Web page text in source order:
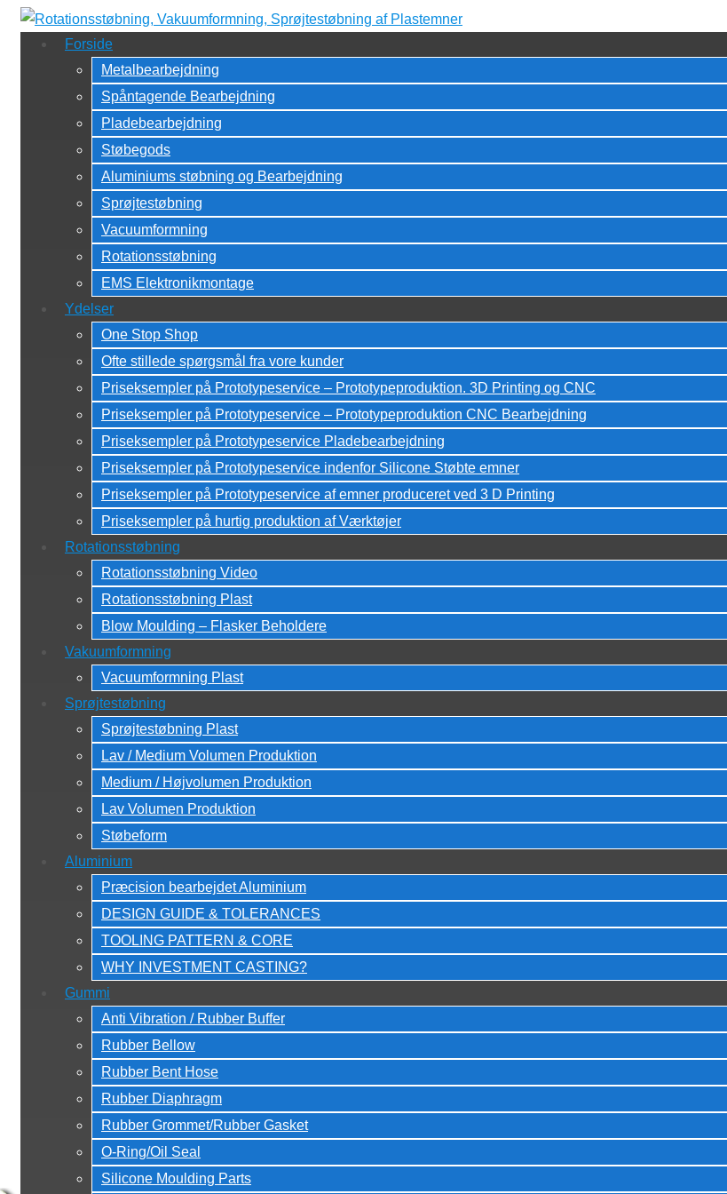
↓
Hop
hovedindhold
Forside
Metalbearbejdning
Spåntagende Bearbejdning
Pladebearbejdning
Støbegods
Aluminiums støbning og Bearbejdning
Sprøjtestøbning
Vacuumformning
Rotationsstøbning
EMS Elektronikmontage
Ydelser
One Stop Shop
Ofte stillede spørgsmål fra vore kunder
Priseksempler på Prototypeservice – Prototypeproduktion. 3D Printing og CNC
Priseksempler på Prototypeservice – Prototypeproduktion CNC Bearbejdning
Priseksempler på Prototypeservice Pladebearbejdning
Priseksempler på Prototypeservice indenfor Silicone Støbte emner
Priseksempler på Prototypeservice af emner produceret ved 3 D Printing
Priseksempler på hurtig produktion af Værktøjer
Rotationsstøbning
Rotationsstøbning Video
Rotationsstøbning Plast
Blow Moulding – Flasker Beholdere
Vakuumformning
Vacuumformning Plast
Sprøjtestøbning
Sprøjtestøbning Plast
Lav / Medium Volumen Produktion
Medium / Højvolumen Produktion
Lav Volumen Produktion
Støbeform
Aluminium
Præcision bearbejdet Aluminium
DESIGN GUIDE & TOLERANCES
TOOLING PATTERN & CORE
WHY INVESTMENT CASTING?
Gummi
Anti Vibration / Rubber Buffer
Rubber Bellow
Rubber Bent Hose
Rubber Diaphragm
Rubber Grommet/Rubber Gasket
O-Ring/Oil Seal
Silicone Moulding Parts